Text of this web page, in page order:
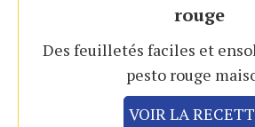
rouge
Des feuilletés faciles et
pesto rouge
VOIR LA